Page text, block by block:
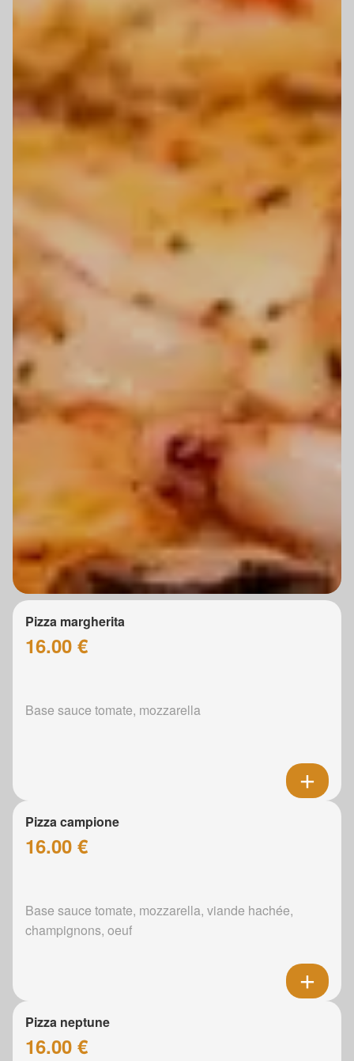
Pizza margherita
16.00 €
Base sauce tomate, mozzarella
Pizza campione
16.00 €
Base sauce tomate, mozzarella, viande hachée,
champignons, oeuf
Pizza neptune
16.00 €